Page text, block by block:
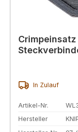
In Zulauf
Artikel-Nr.
Hersteller